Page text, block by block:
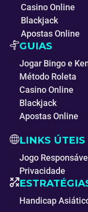
Casino Online
Blackjack
Apostas Online
GUIAS
Jogar Bingo e
Método Roleta
Casino Online
Blackjack
Apostas Online
LINKS ÚTEIS
Jogo Responsável
Privacidade
Handicap